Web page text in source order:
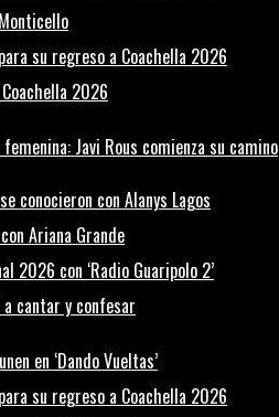
su regreso a Coachella 2026
Coachella 2026
Javi Rous comienza su camino
conocieron con Alanys Lagos
Ariana Grande
2026 con ‘Radio Guaripolo 2’
a cantar y confesar
en ‘Dando Vueltas’
su regreso a Coachella 2026